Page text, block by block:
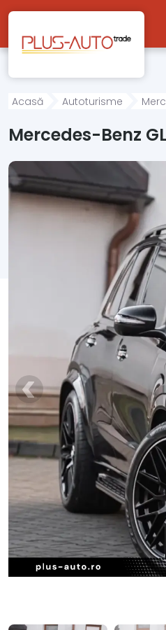
Mergi direct la conținutul
Acasă Autoturisme
Mercedes-Benz